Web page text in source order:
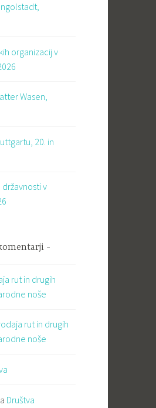
organizacij v
Wasen,
20. in
v
rut in drugih
noše
rut in drugih
noše
Društva